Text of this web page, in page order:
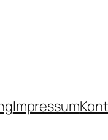
Impressum